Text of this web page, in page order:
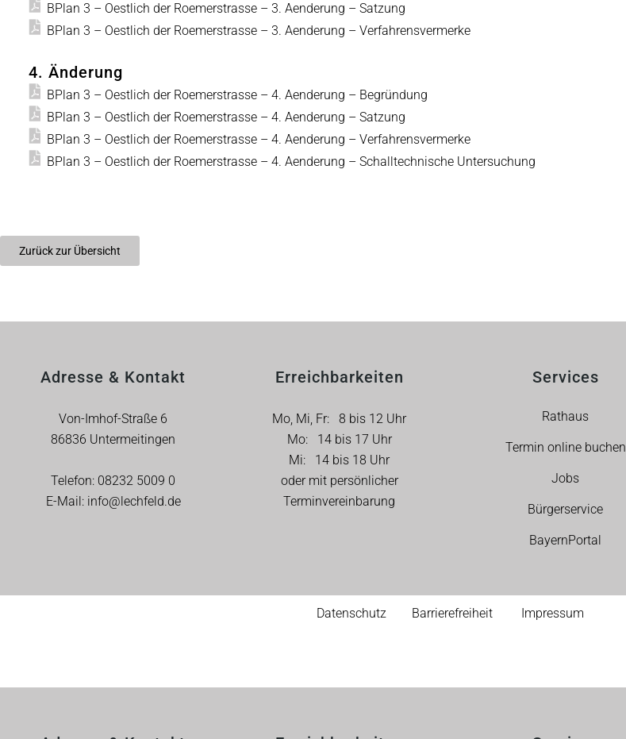
BPlan 3 – Oestlich der Roemerstrasse – 3. Aenderung – Satzung
BPlan 3 – Oestlich der Roemerstrasse – 3. Aenderung – Verfahrensvermerke
4. Änderung
BPlan 3 – Oestlich der Roemerstrasse – 4. Aenderung – Begründung
BPlan 3 – Oestlich der Roemerstrasse – 4. Aenderung – Satzung
BPlan 3 – Oestlich der Roemerstrasse – 4. Aenderung – Verfahrensvermerke
BPlan 3 – Oestlich der Roemerstrasse – 4. Aenderung – Schalltechnische Untersuchung
Zurück zur Übersicht
Adresse & Kontakt
Von-Imhof-Straße 6
86836 Untermeitingen
Telefon: 08232 5009 0
E-Mail: info@lechfeld.de
Erreichbarkeiten
Mo, Mi, Fr: 8 bis 12 Uhr
Mo: 14 bis 17 Uhr
Mi: 14 bis 18 Uhr
oder mit persönlicher
Terminvereinbarung
Services
Rathaus
Termin online buchen
Jobs
Bürgerservice
BayernPortal
Datenschutz Barrierefreiheit Impressum